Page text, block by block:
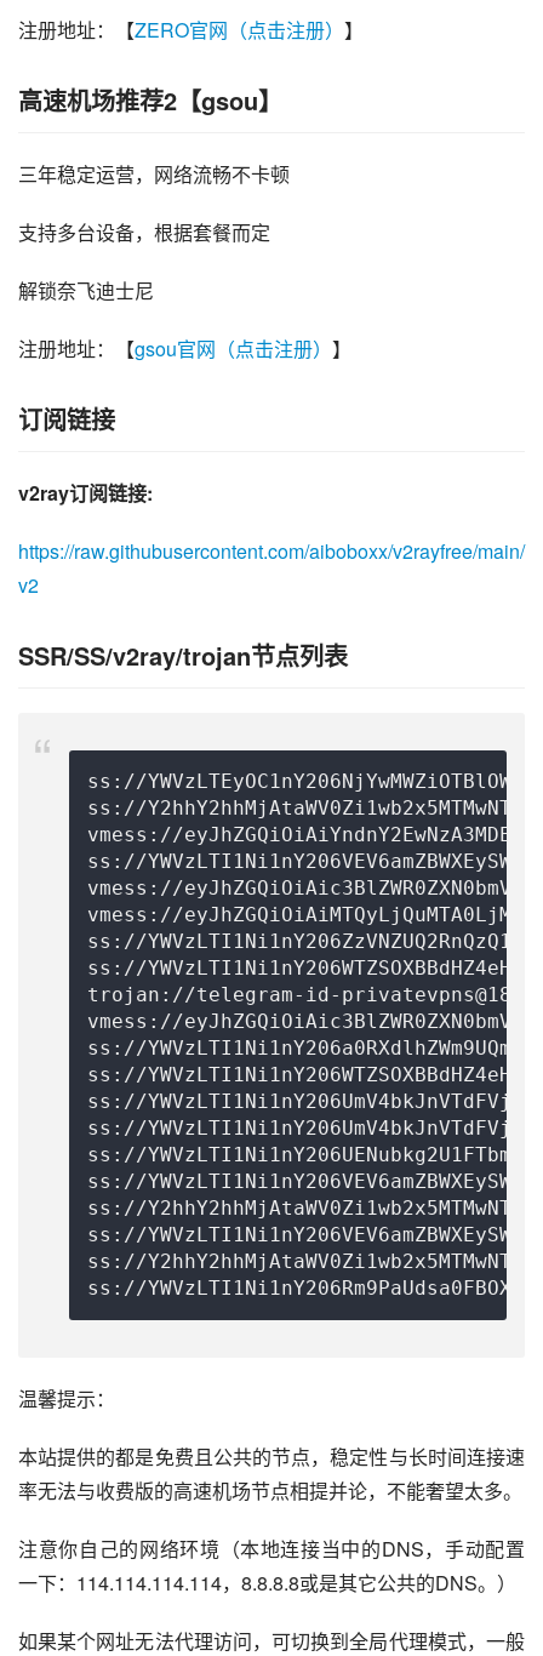
注册地址：【ZERO官网（点击注册） 】
高速机场推荐2【gsou】
三年稳定运营，网络流畅不卡顿
支持多台设备，根据套餐而定
解锁奈飞迪士尼
注册地址：【gsou官网（点击注册） 】
订阅链接
v2ray订阅链接:
https://raw.githubusercontent.com/aiboboxx/v2rayfree/main/
v2
SSR/SS/v2ray/trojan节点列表
ss://
ss://
vmess://
ss://
vmess://
vmess://
ss://
ss://
trojan://telegram-id-
vmess://
ss://
ss://
ss://
ss://
ss://
ss://
ss://
ss://
ss://
ss://
温馨提示：
本站提供的都是免费且公共的节点，稳定性与长时间连接速
率无法与收费版的高速机场节点相提并论，不能奢望太多。
注意你自己的网络环境（本地连接当中的DNS，手动配置
一下：114.114.114.114，8.8.8.8或是其它公共的DNS。）
如果某个网址无法代理访问，可切换到全局代理模式，一般